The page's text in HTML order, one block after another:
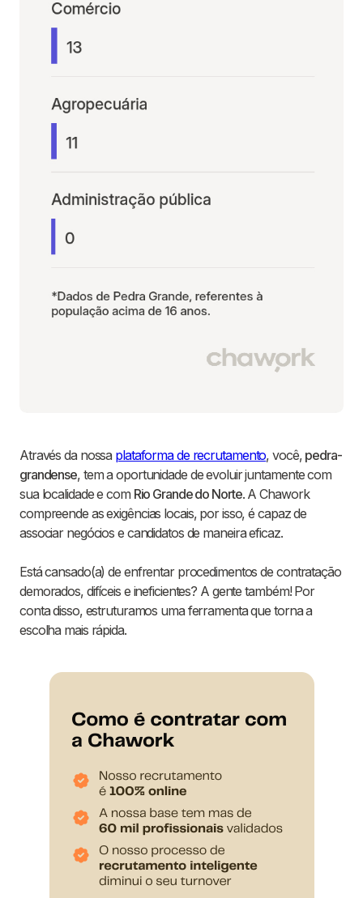
Através da nossa plataforma de recrutamento, você, pedra-
grandense, tem a oportunidade de evoluir juntamente com
sua localidade e com Rio Grande do Norte. A Chawork
compreende as exigências locais, por isso, é capaz de
associar negócios e candidatos de maneira eficaz.
Está cansado(a) de enfrentar procedimentos de contratação
demorados, difíceis e ineficientes? A gente também! Por
conta disso, estruturamos uma ferramenta que torna a
escolha mais rápida.